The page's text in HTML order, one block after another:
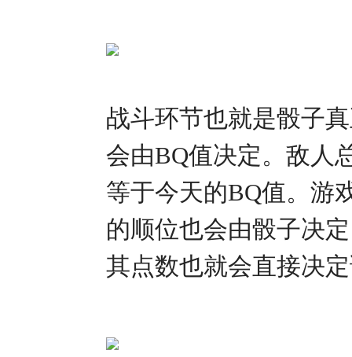
战斗环节也就是骰子
会由BQ值决定。敌人
等于今天的BQ值。游
的顺位也会由骰子决
其点数也就会直接决